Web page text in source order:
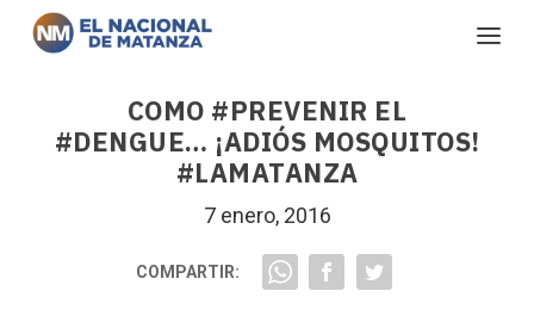
COMO #PREVENIR EL
#DENGUE… ¡ADIÓS MOSQUITOS!
#LAMATANZA
7 enero, 2016
COMPARTIR: